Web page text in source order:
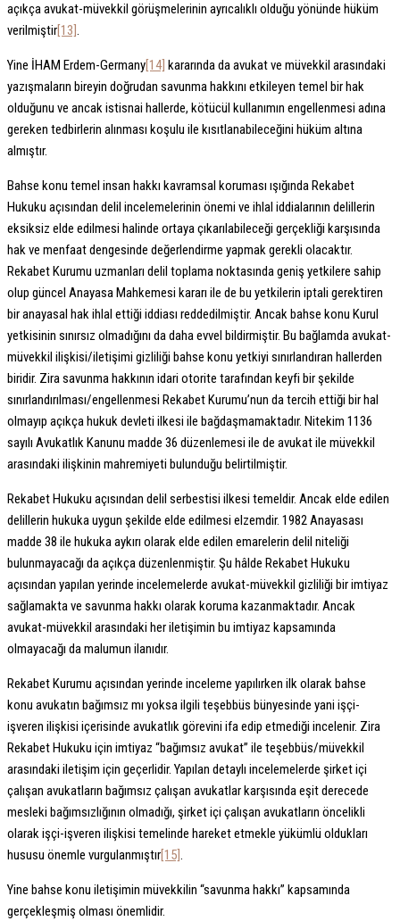
açıkça avukat-müvekkil görüşmelerinin ayrıcalıklı olduğu yönünde hüküm
verilmiştir[13].
Yine İHAM Erdem-Germany[14] kararında da avukat ve müvekkil arasındaki
yazışmaların bireyin doğrudan savunma hakkını etkileyen temel bir hak
olduğunu ve ancak istisnai hallerde, kötücül kullanımın engellenmesi adına
gereken tedbirlerin alınması koşulu ile kısıtlanabileceğini hüküm altına
almıştır.
Bahse konu temel insan hakkı kavramsal koruması ışığında Rekabet
Hukuku açısından delil incelemelerinin önemi ve ihlal iddialarının delillerin
eksiksiz elde edilmesi halinde ortaya çıkarılabileceği gerçekliği karşısında
hak ve menfaat dengesinde değerlendirme yapmak gerekli olacaktır.
Rekabet Kurumu uzmanları delil toplama noktasında geniş yetkilere sahip
olup güncel Anayasa Mahkemesi kararı ile de bu yetkilerin iptali gerektiren
bir anayasal hak ihlal ettiği iddiası reddedilmiştir. Ancak bahse konu Kurul
yetkisinin sınırsız olmadığını da daha evvel bildirmiştir. Bu bağlamda avukat-
müvekkil ilişkisi/iletişimi gizliliği bahse konu yetkiyi sınırlandıran hallerden
biridir. Zira savunma hakkının idari otorite tarafından keyfi bir şekilde
sınırlandırılması/engellenmesi Rekabet Kurumu’nun da tercih ettiği bir hal
olmayıp açıkça hukuk devleti ilkesi ile bağdaşmamaktadır. Nitekim 1136
sayılı Avukatlık Kanunu madde 36 düzenlemesi ile de avukat ile müvekkil
arasındaki ilişkinin mahremiyeti bulunduğu belirtilmiştir.
Rekabet Hukuku açısından delil serbestisi ilkesi temeldir. Ancak elde edilen
delillerin hukuka uygun şekilde elde edilmesi elzemdir. 1982 Anayasası
madde 38 ile hukuka aykırı olarak elde edilen emarelerin delil niteliği
bulunmayacağı da açıkça düzenlenmiştir. Şu hâlde Rekabet Hukuku
açısından yapılan yerinde incelemelerde avukat-müvekkil gizliliği bir imtiyaz
sağlamakta ve savunma hakkı olarak koruma kazanmaktadır. Ancak
avukat-müvekkil arasındaki her iletişimin bu imtiyaz kapsamında
olmayacağı da malumun ilanıdır.
Rekabet Kurumu açısından yerinde inceleme yapılırken ilk olarak bahse
konu avukatın bağımsız mı yoksa ilgili teşebbüs bünyesinde yani işçi-
işveren ilişkisi içerisinde avukatlık görevini ifa edip etmediği incelenir. Zira
Rekabet Hukuku için imtiyaz “bağımsız avukat” ile teşebbüs/müvekkil
arasındaki iletişim için geçerlidir. Yapılan detaylı incelemelerde şirket içi
çalışan avukatların bağımsız çalışan avukatlar karşısında eşit derecede
mesleki bağımsızlığının olmadığı, şirket içi çalışan avukatların öncelikli
olarak işçi-işveren ilişkisi temelinde hareket etmekle yükümlü oldukları
hususu önemle vurgulanmıştır[15].
Yine bahse konu iletişimin müvekkilin “savunma hakkı” kapsamında
gerçekleşmiş olması önemlidir.